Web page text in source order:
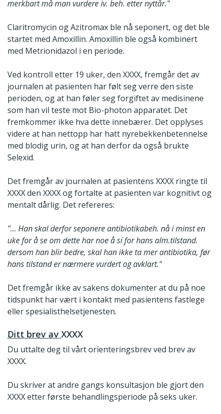
merkbart må man vurdere iv. beh. etter nyttår."
Claritromycin og Azitromax ble nå seponert, og det ble
startet med Amoxillin. Amoxillin ble også kombinert
med Metrionidazol i en periode.
Ved kontroll etter 19 uker, den XXXX, fremgår det av
journalen at pasienten har følt seg verre den siste
perioden, og at han føler seg forgiftet av medisinene
som han vil teste mot Bio-photon apparatet. Det
fremkommer ikke hva dette innebærer. Det opplyses
videre at han nettopp har hatt nyrebekkenbetennelse
med blodig urin, og at han derfor da også brukte
Selexid.
Det fremgår av journalen at pasientens XXXX ringte til
XXXX den XXXX og fortalte at pasienten var kognitivt og
mentalt dårlig. Det refereres:
"… Han skal derfor seponere antibiotikabeh. nå i minst en
uke for å se om dette har noe å si for hans alm.tilstand.
dersom han blir bedre, skal han ikke ta mer antibiotika, før
hans tilstand er nærmere vurdert og avklart."
Det fremgår ikke av sakens dokumenter at du på noe
tidspunkt har vært i kontakt med pasientens fastlege
eller spesialisthelsetjenesten.
Ditt brev av XXXX
Du uttalte deg til vårt orienteringsbrev ved brev av
XXXX.
Du skriver at andre gangs konsultasjon ble gjort den
XXXX etter første behandlingsperiode på seks uker.